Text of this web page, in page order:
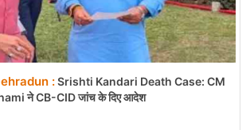
:Srishti Kandari Death Case: CM
ने CB-CID जांच के दिए आदेश